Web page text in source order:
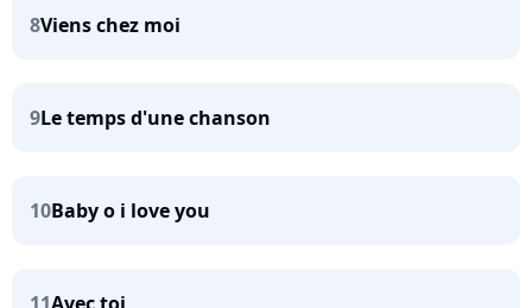
8Viens chez moi
9Le temps d'une chanson
10Baby o i love you